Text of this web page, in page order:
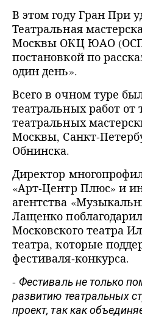
В этом году Гран При
Театральная
Москвы ОКЦ ЮАО (ОСП
постановкой по
один день».
Всего в очном туре
театральных работ от
театральных
Москвы, Санкт-
Обнинска.
Директор
«Арт-Центр Плюс» и
агентства
Лащенко
Московского театра
театра, которые
фестиваля-конкурса.
- Фестиваль не только
развитию театральных
проект, так как